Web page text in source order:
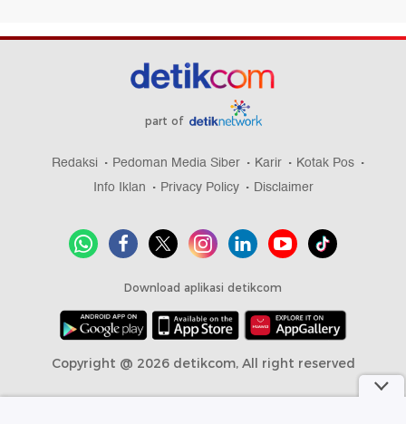
part of
Redaksi Pedoman Media Siber Karir
Kotak Pos
Info Iklan
Privacy Policy Disclaimer
Download aplikasi detikcom
Copyright @ 2026 detikcom, All right reserved